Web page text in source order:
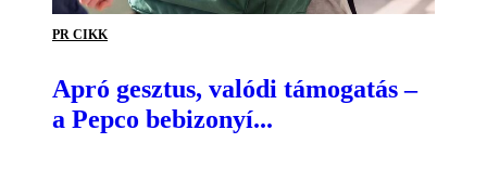
PR CIKK
Apró gesztus, valódi támogatás –
a Pepco bebizonyí...